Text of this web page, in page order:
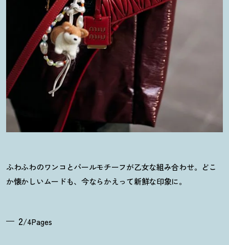
ふわふわのワンコとパールモチーフが乙女な組み合わせ。どこ
か懐かしいムードも、今ならかえって新鮮な印象に。
2/4Pages